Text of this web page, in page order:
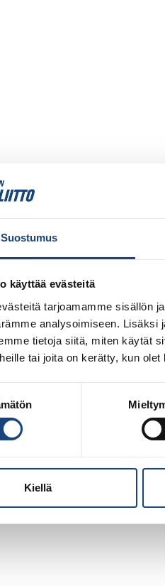
Suostumus
käyttää evästeitä
tarjoamamme sisällön
analysoimiseen. Lisäksi
tietoja siitä, miten käytät
tai joita on kerätty, kun
Kiellä